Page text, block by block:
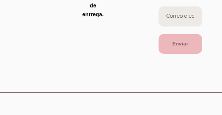
de
entrega.
Enviar